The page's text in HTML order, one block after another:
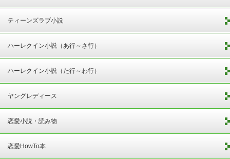
ティーンズラブ小説
ハーレクイン小説（あ行～さ行）
ハーレクイン小説（た行～わ行）
ヤングレディース
恋愛小説・読み物
恋愛HowTo本